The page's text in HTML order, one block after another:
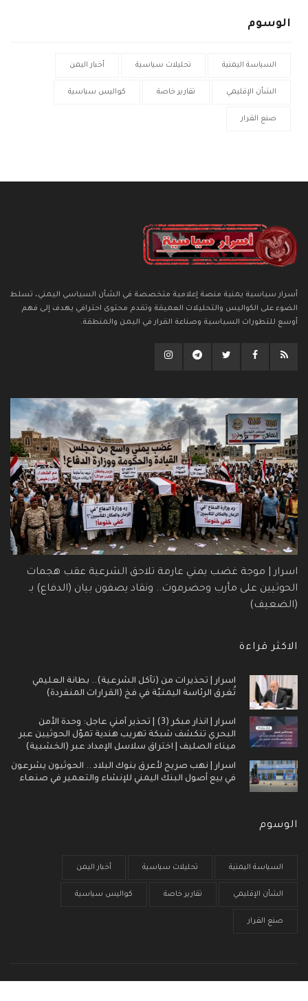
الوسوم
السياسة اليمنية تحليلات سياسية أخبار اليمن
الشأن الإقليمي تقارير خاصة كواليس سياسية
صنع القرار
أسرار سياسية يمنية منصة إعلامية متخصصة في الشأن السياسي اليمني، تسلط
الضوء على الكواليس والتحليلات العميقة وتقدم محتوى احترافي يهدف إلى فهم
أوسع للتطورات السياسية وصناعة القرار في اليمن والمنطقة.
اسرار | موجة غضب يمني عارمة تلاحق الشرعية عقب هجمات
الحوثيين على مأرب وحضرموت.. ونقاد يصفون بيان (الدفاع) بـ
(الضعيف)
الاكثر قراءة
اسرار | تحذيرات من (تآكل الشرعية).. بطانة العليمي
تُغرق الرئاسة اليمنيّة في فخ (القرارات المنفردة)
اسرار | انذار مبكر (3) | تحذير أمني عاجل: وحدة الأمن
البحري تنكشف شبكة تهريب هندية تموّل الحوثيين عبر
ميناء الصليف | اختراق سلاسل الإمداد عبر (الخشبية)
اسرار | نهب صريح لأعرق بنوك البلاد .. الحوثيون يشرعون
في بيع أصول البنك اليمني للإنشاء والتعمير في صنعاء
الوسوم
السياسة اليمنية تحليلات سياسية أخبار اليمن
الشأن الإقليمي تقارير خاصة كواليس سياسية
صنع القرار